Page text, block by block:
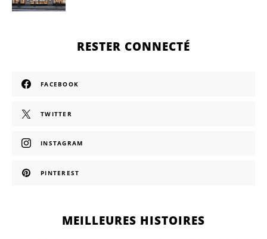
RESTER CONNECTÉ
FACEBOOK
TWITTER
INSTAGRAM
PINTEREST
MEILLEURES HISTOIRES